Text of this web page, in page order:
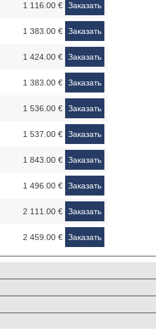
1 116.00 € Заказать
1 383.00 € Заказать
1 424.00 € Заказать
1 383.00 € Заказать
1 536.00 € Заказать
1 537.00 € Заказать
1 843.00 € Заказать
1 496.00 € Заказать
2 111.00 € Заказать
2 459.00 € Заказать